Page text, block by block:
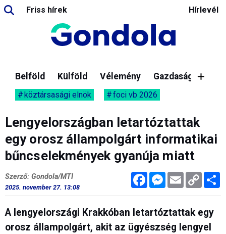
Friss hírek Hírlevél
Belföld Külföld Vélemény Gazdaság
köztársasági elnök foci vb 2026
Lengyelországban letartóztattak
egy orosz állampolgárt informatikai
bűncselekmények gyanúja miatt
FacebookMessenger
Email Copy
Link
Szerző: Gondola/MTI
2025. november 27. 13:08
A lengyelországi Krakkóban letartóztattak egy
orosz állampolgárt, akit az ügyészség lengyel